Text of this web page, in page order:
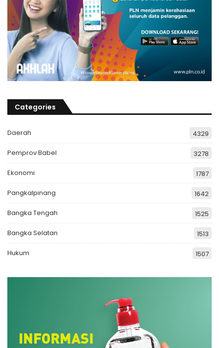
Categories
Daerah 4329
Pemprov Babel 3278
Ekonomi 1787
Pangkalpinang 1642
Bangka Tengah 1525
Bangka Selatan 1513
Hukum 1507